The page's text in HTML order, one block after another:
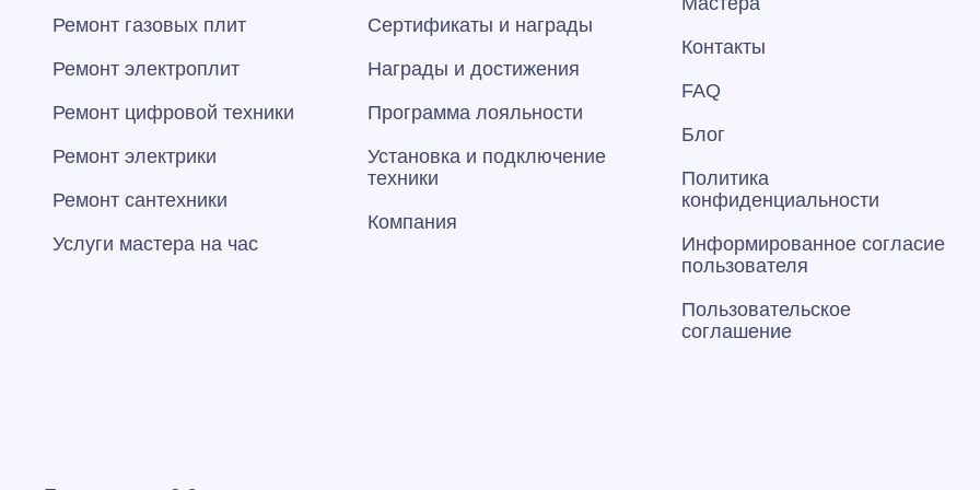
Ремонт газовых плит
Ремонт электроплит
Ремонт цифровой техники
Ремонт электрики
Ремонт сантехники
Услуги мастера на час
Сертификаты и награды
Награды и достижения
Программа лояльности
Установка и подключение
техники
Компания
Контакты
FAQ
Блог
Политика
конфиденциальности
Информированное согласие
пользователя
Пользовательское
соглашение